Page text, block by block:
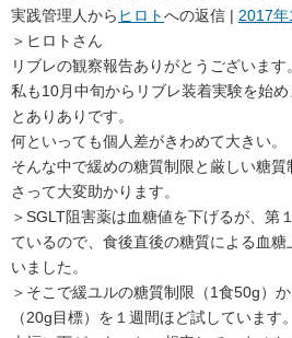
実践管理人から ヒロトへの返信 | 2017
＞ヒロトさん
リブレの観察報告ありがとうございます。
私も10月中旬からリブレ装着実験を始
とありありです。
何といっても個人差がきわめて大きい。
そんな中で緩めの糖質制限と厳しい糖
さって大変助かります。
＞SGLT阻害薬は血糖値を下げるが、第
ているので、食後直後の糖質による血
いました。
＞そこで緩ユルの糖質制限（1食50g）
（20g目標）を１週間ほど試していま